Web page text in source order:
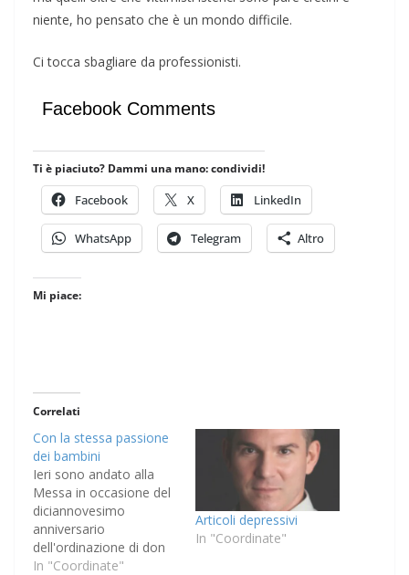
niente, ho pensato che è un mondo difficile.
Ci tocca sbagliare da professionisti.
Facebook Comments
Ti è piaciuto? Dammi una mano: condividi!
Facebook X LinkedIn
WhatsApp Telegram Altro
Mi piace:
Correlati
Con la stessa passione
dei bambini
Ieri sono andato alla
Messa in occasione del
diciannovesimo
anniversario
dell'ordinazione di don
Giulio Madeddu. Al
In "Coordinate"
Articoli depressivi
In "Coordinate"